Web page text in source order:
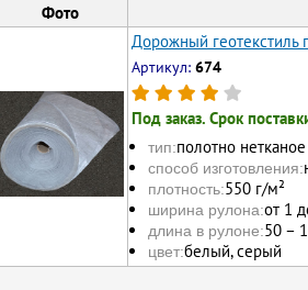
Фото
Дорожный геотекстиль
Артикул: 674
Под заказ. Срок
тип:полотно
способ изготовления:
плотность:550 г/м²
ширина рулона:от 1
длина в рулоне:50 –
цвет:белый, серый